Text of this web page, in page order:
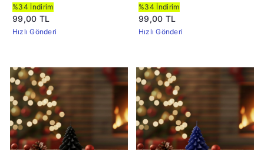
%34 İndirim
99,00 TL
Hızlı Gönderi
%34 İndirim
99,00 TL
Hızlı Gönderi